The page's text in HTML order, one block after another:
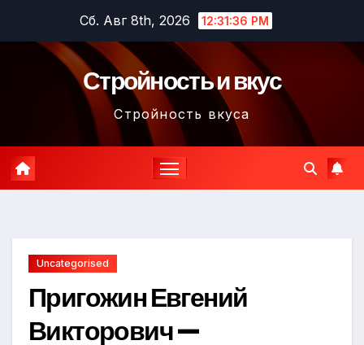
содержимому
Сб. Авг 8th, 2026 12:31:37 PM
Стройность и вкус
Стройность вкуса
Uncategorised
Пригожин Евгений
Викторович —